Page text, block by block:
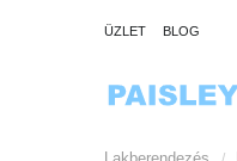
ÜZLET BLOG